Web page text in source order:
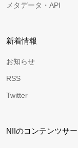
メタデータ・API
新着情報
お知らせ
RSS
Twitter
NIIのコンテンツサ